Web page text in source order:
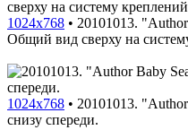
1024x768 • 20101013.
Общий вид сверху на
1024x768 • 20101013.
снизу спереди.